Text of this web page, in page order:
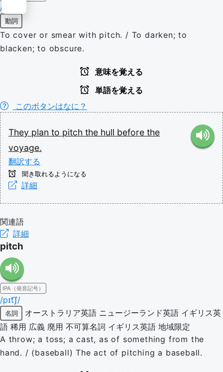
/pɪt͡ʃ/
動詞
To cover or smear with pitch. / To darken; to
blacken; to obscure.
意味を覚える
単語を覚える
このボタンはなに？
They plan to pitch the hull before the
voyage.
翻訳する
聞き取れるようになる
詳細
関連語
詳細
pitch
IPA（発音記号）
/pɪt͡ʃ/
名詞 オーストラリア英語 ニュージーランド英語 イギリス英
語 稀用 広義 廃用 不可算名詞 イギリス英語 地域限定
A throw; a toss; a cast, as of something from the
hand. / (baseball) The act of pitching a baseball.